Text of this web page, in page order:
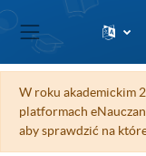
Przejdź do głównej
Panel boczny
W roku akademickim
platformach
aby sprawdzić na